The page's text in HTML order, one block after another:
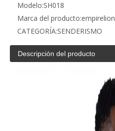
Modelo:SH018
Marca del producto:empirelion
CATEGORÍA:SENDERISMO
Descripción del producto